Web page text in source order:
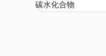
碳水化合物